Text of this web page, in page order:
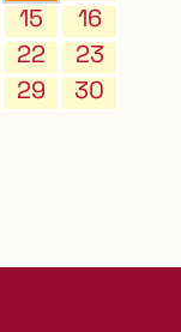
15
16
22
23
29
30